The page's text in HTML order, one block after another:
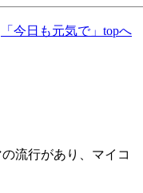
「今日も元気で」topへ
流行があり、マイコ